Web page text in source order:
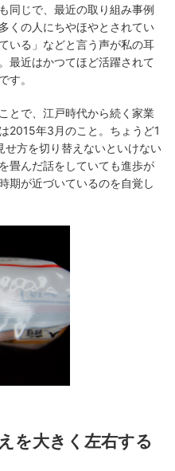
同じで、最近の取り組み事例
くの人にちやほやとされてい
いる」などと言う声が私の耳
最近はかつてほど活躍されて
す。
とで、江戸時代から続く家業
2015年3月のこと。ちょうど1
方を切り替えないといけない
畳んだ話をしていても進歩が
期が近づいているのを自覚し
を大きく左右する